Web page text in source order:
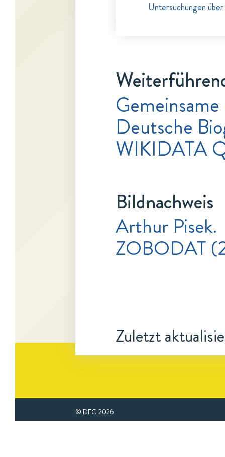
Untersuchungen
Deutsche
WIKIDATA
Bildnachweis
Arthur Pisek.
ZOBODAT
Zuletzt
© DFG 2026